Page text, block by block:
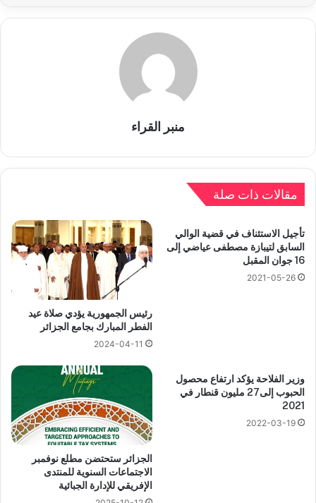
منبر القراء
مقالات ذات صلة
تأجيل الاستئناف في قضية الوالي
السابق لتيبازة مصطفى عياضي إلى
16 جوان المقبل
2021-05-26
رئيس الجمهورية يؤدي صلاة عيد
الفطر المبارك بجامع الجزائر
2024-04-11
وزير الفلاحة يؤكد ارتفاع محصول
الحبوب إلى27 مليون قنطار في
2021
2022-03-19
الجزائر ستحتضن مطلع نوفمبر
الاجتماعات السنوية للمنتدى
الإفريقي للإدارة الجبائية